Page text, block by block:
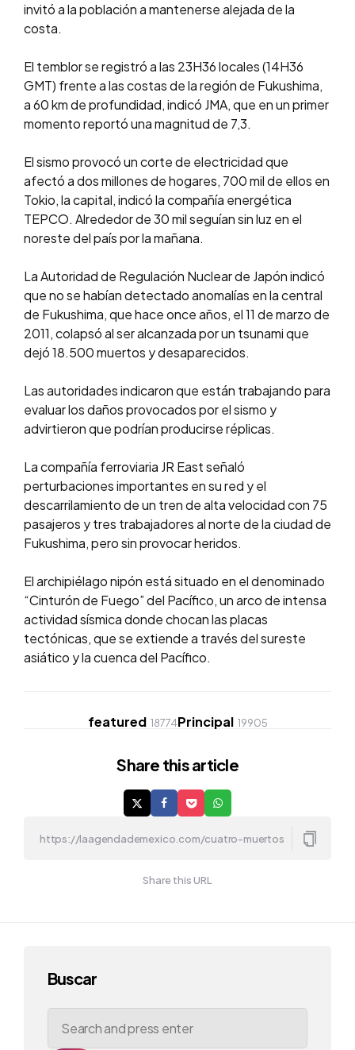
invitó a la población a mantenerse alejada de la
costa.
El temblor se registró a las 23H36 locales (14H36
GMT) frente a las costas de la región de Fukushima,
a 60 km de profundidad, indicó JMA, que en un primer
momento reportó una magnitud de 7,3.
El sismo provocó un corte de electricidad que
afectó a dos millones de hogares, 700 mil de ellos en
Tokio, la capital, indicó la compañía energética
TEPCO. Alrededor de 30 mil seguían sin luz en el
noreste del país por la mañana.
La Autoridad de Regulación Nuclear de Japón indicó
que no se habían detectado anomalías en la central
de Fukushima, que hace once años, el 11 de marzo de
2011, colapsó al ser alcanzada por un tsunami que
dejó 18.500 muertos y desaparecidos.
Las autoridades indicaron que están trabajando para
evaluar los daños provocados por el sismo y
advirtieron que podrían producirse réplicas.
La compañía ferroviaria JR East señaló
perturbaciones importantes en su red y el
descarrilamiento de un tren de alta velocidad con 75
pasajeros y tres trabajadores al norte de la ciudad de
Fukushima, pero sin provocar heridos.
El archipiélago nipón está situado en el denominado
“Cinturón de Fuego” del Pacífico, un arco de intensa
actividad sísmica donde chocan las placas
tectónicas, que se extiende a través del sureste
asiático y la cuenca del Pacífico.
featured 18774Principal 19905
Share this article
Share this URL
Buscar
Search
for: